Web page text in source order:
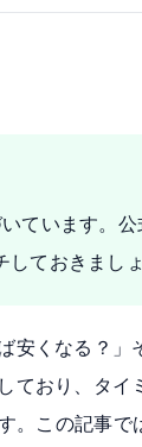
ています。公
ておきましょ
安くなる？
ており、タイ
。この記事で